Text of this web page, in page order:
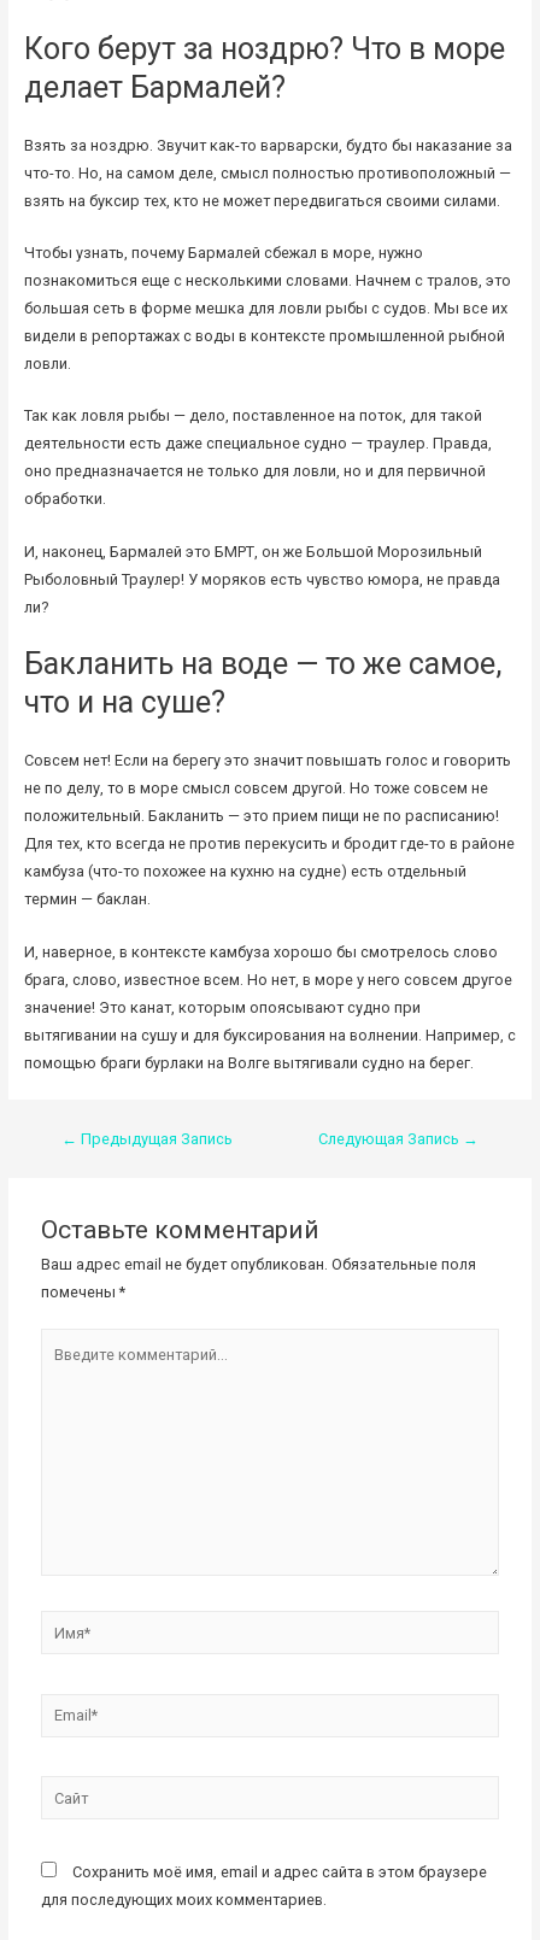
Кого берут за ноздрю? Что в море
делает Бармалей?
Взять за ноздрю. Звучит как-то варварски, будто бы наказание за
что-то. Но, на самом деле, смысл полностью противоположный —
взять на буксир тех, кто не может передвигаться своими силами.
Чтобы узнать, почему Бармалей сбежал в море, нужно
познакомиться еще с несколькими словами. Начнем с тралов, это
большая сеть в форме мешка для ловли рыбы с судов. Мы все их
видели в репортажах с воды в контексте промышленной рыбной
ловли.
Так как ловля рыбы — дело, поставленное на поток, для такой
деятельности есть даже специальное судно — траулер. Правда,
оно предназначается не только для ловли, но и для первичной
обработки.
И, наконец, Бармалей это БМРТ, он же Большой Морозильный
Рыболовный Траулер! У моряков есть чувство юмора, не правда
ли?
Бакланить на воде — то же самое,
что и на суше?
Совсем нет! Если на берегу это значит повышать голос и говорить
не по делу, то в море смысл совсем другой. Но тоже совсем не
положительный. Бакланить — это прием пищи не по расписанию!
Для тех, кто всегда не против перекусить и бродит где-то в районе
камбуза (что-то похожее на кухню на судне) есть отдельный
термин — баклан.
И, наверное, в контексте камбуза хорошо бы смотрелось слово
брага, слово, известное всем. Но нет, в море у него совсем другое
значение! Это канат, которым опоясывают судно при
вытягивании на сушу и для буксирования на волнении. Например, с
помощью браги бурлаки на Волге вытягивали судно на берег.
Навигация
записям
← Предыдущая Запись Следующая Запись →
Оставьте комментарий
Ваш адрес email не будет опубликован. Обязательные поля
помечены*
Имя*
Email*
Сайт
Сохранить моё имя, email и адрес сайта в этом браузере
для последующих моих комментариев.